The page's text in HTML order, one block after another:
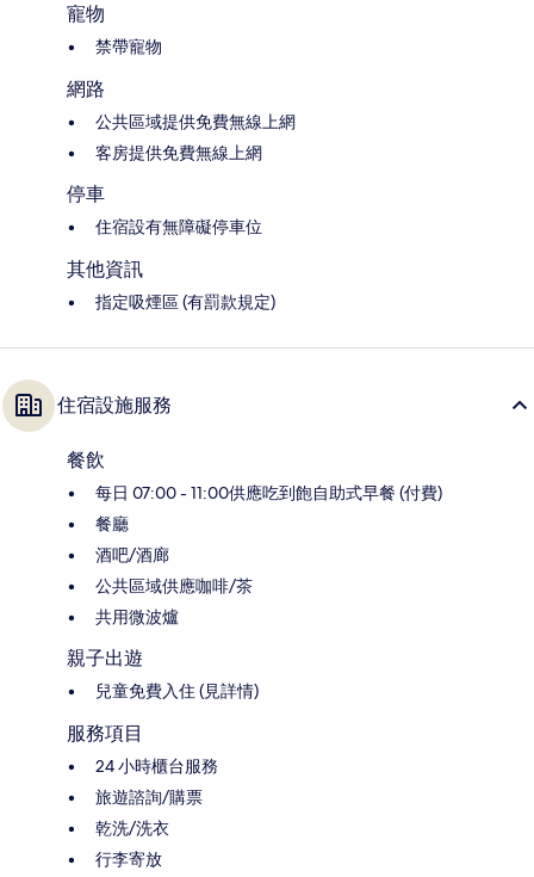
寵物
禁帶寵物
網路
公共區域提供免費無線上網
客房提供免費無線上網
停車
住宿設有無障礙停車位
其他資訊
指定吸煙區 (有罰款規定)
住宿設施服務
餐飲
每日 07:00 - 11:00供應吃到飽自助式早餐 (付費)
餐廳
酒吧/酒廊
公共區域供應咖啡/茶
共用微波爐
親子出遊
兒童免費入住 (見詳情)
服務項目
24 小時櫃台服務
旅遊諮詢/購票
乾洗/洗衣
行李寄放